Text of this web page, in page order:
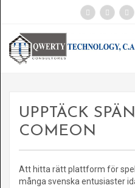
UPPTÄCK
COMEON
Att hitta rätt plattform för
många svenska entusiaster